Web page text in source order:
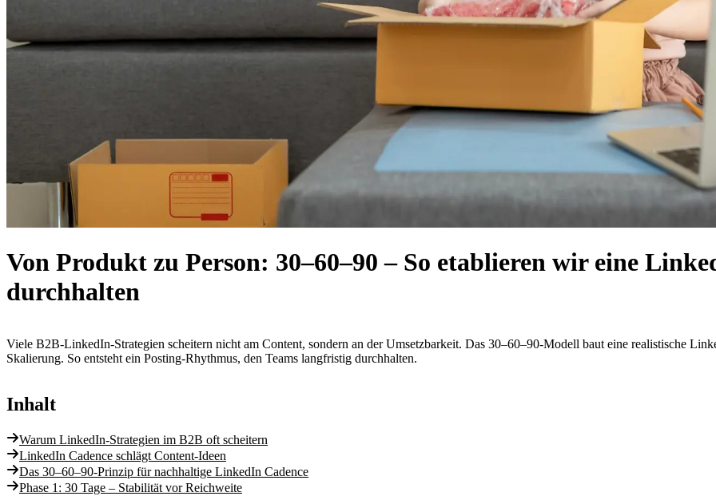
Von Produkt zu Person: 30–60–90 – So etablieren wir eine
durchhalten
Viele B2B-LinkedIn-Strategien scheitern nicht am Content, sondern an der Umsetzbarkeit. Das 30–60–90-Modell baut eine realistische
Skalierung. So entsteht ein Posting-Rhythmus, den Teams langfristig durchhalten.
Inhalt
Warum LinkedIn-Strategien im B2B oft scheitern
LinkedIn Cadence schlägt Content-Ideen
Das 30–60–90-Prinzip für nachhaltige LinkedIn Cadence
Phase 1: 30 Tage – Stabilität vor Reichweite